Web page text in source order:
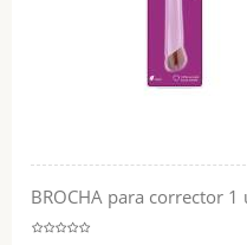
BROCHA para corrector 1